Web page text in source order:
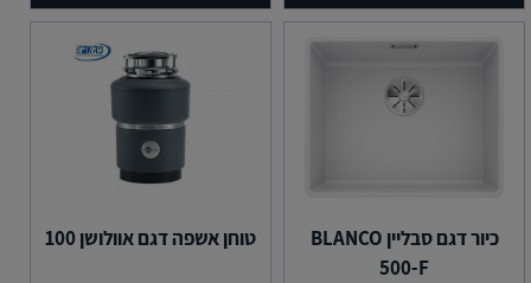
כיור דגם סבליין BLANCO
500-F
טוחן אשפה דגם אוולושן 100